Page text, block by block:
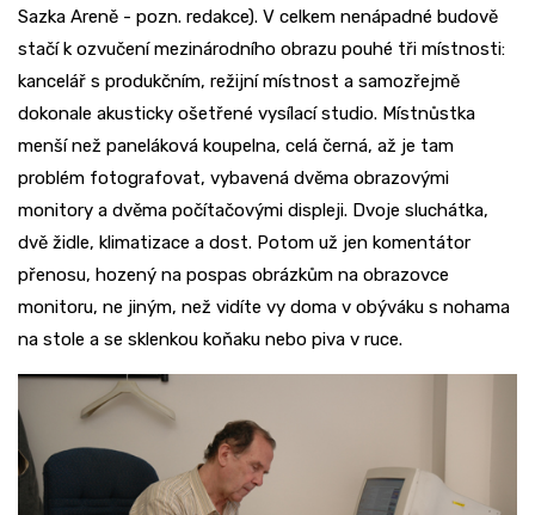
Sazka Areně - pozn. redakce). V celkem nenápadné budově
stačí k ozvučení mezinárodního obrazu pouhé tři místnosti:
kancelář s produkčním, režijní místnost a samozřejmě
dokonale akusticky ošetřené vysílací studio. Místnůstka
menší než paneláková koupelna, celá černá, až je tam
problém fotografovat, vybavená dvěma obrazovými
monitory a dvěma počítačovými displeji. Dvoje sluchátka,
dvě židle, klimatizace a dost. Potom už jen komentátor
přenosu, hozený na pospas obrázkům na obrazovce
monitoru, ne jiným, než vidíte vy doma v obýváku s nohama
na stole a se sklenkou koňaku nebo piva v ruce.